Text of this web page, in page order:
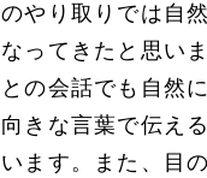
やり取りでは自
ってきたと思い
の会話でも自然
きな言葉で伝え
ます。また、目